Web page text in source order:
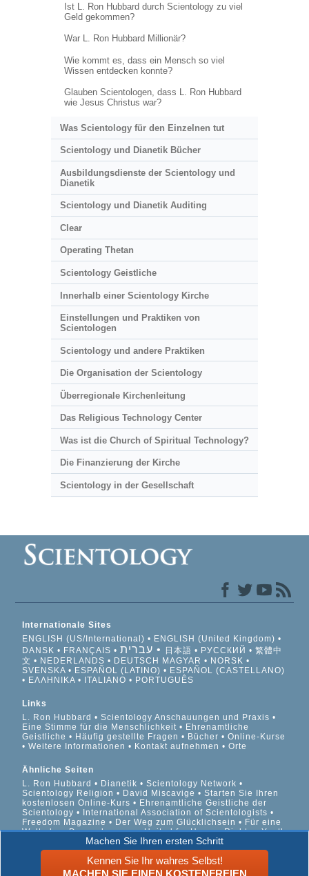
Ist L. Ron Hubbard durch Scientology zu viel
Geld gekommen?
War L. Ron Hubbard Millionär?
Wie kommt es, dass ein Mensch so viel
Wissen entdecken konnte?
Glauben Scientologen, dass L. Ron Hubbard
wie Jesus Christus war?
Was Scientology für den Einzelnen tut
Scientology und Dianetik Bücher
Ausbildungsdienste der Scientology und
Dianetik
Scientology und Dianetik Auditing
Clear
Operating Thetan
Scientology Geistliche
Innerhalb einer Scientology Kirche
Einstellungen und Praktiken von
Scientologen
Scientology und andere Praktiken
Die Organisation der Scientology
Überregionale Kirchenleitung
Das Religious Technology Center
Was ist die Church of Spiritual Technology?
Die Finanzierung der Kirche
Scientology in der Gesellschaft
Machen Sie Ihren ersten Schritt
Kennen Sie Ihr wahres Selbst!
MACHEN SIE EINEN KOSTENFREIEN
Internationale Sites
ENGLISH (US/International)
ENGLISH (United Kingdom)
DANSK
FRANÇAIS עברית 日本語 РУССКИЙ
繁體中
文
NEDERLANDS DEUTSCH MAGYAR
NORSK
SVENSKA
ESPAÑOL (LATINO)
ESPAÑOL (CASTELLANO)
ΕΛΛΗΝΙΚA
ITALIANO PORTUGUÊS
Links
L. Ron Hubbard
Scientology Anschauungen und Praxis
Eine Stimme für die Menschlichkeit
Ehrenamtliche
Geistliche
Häufig gestellte Fragen Bücher
Online-Kurse
Weitere Informationen
Kontakt aufnehmen Orte
Ähnliche Seiten
L. Ron Hubbard
Dianetik
Scientology Network
Scientology Religion
David Miscavige
Starten Sie Ihren
kostenlosen Online-Kurs
Ehrenamtliche Geistliche der
Scientology
International Association of Scientologists
Freedom Magazine
Der Weg zum Glücklichsein
Für eine
Welt ohne Drogenkonsum
United for Human Rights
Youth
for Human Rights
Citizens Commission on Human Rights
© 2026 Scientology Kirche International. Alle Rechte